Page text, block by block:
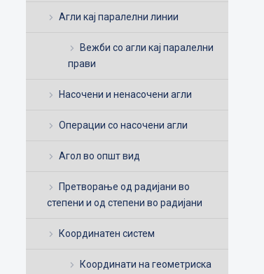
Агли кај паралелни линии
Вежби со агли кај паралелни
прави
Насочени и ненасочени агли
Операции со насочени агли
Агол во општ вид
Претворање од радијани во
степени и од степени во радијани
Координатен систем
Координати на геометриска